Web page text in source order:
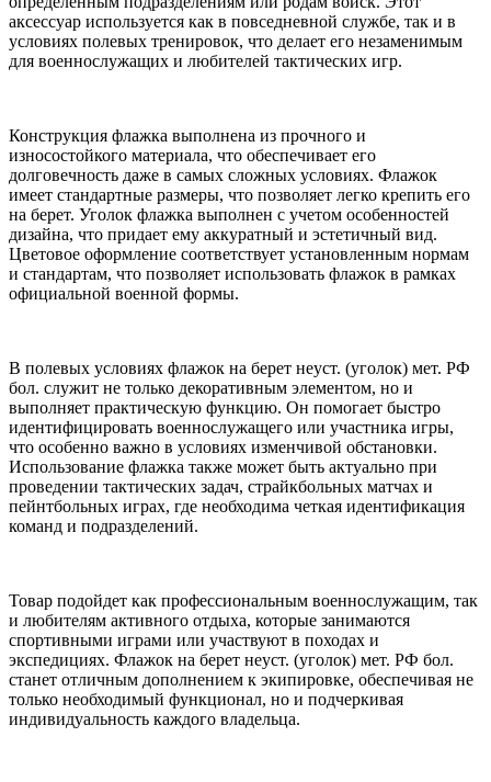
аксессуар используется как в повседневной службе, так и в
условиях полевых тренировок, что делает его незаменимым
для военнослужащих и любителей тактических игр.
Конструкция флажка выполнена из прочного и
износостойкого материала, что обеспечивает его
долговечность даже в самых сложных условиях. Флажок
имеет стандартные размеры, что позволяет легко крепить его
на берет. Уголок флажка выполнен с учетом особенностей
дизайна, что придает ему аккуратный и эстетичный вид.
Цветовое оформление соответствует установленным нормам
и стандартам, что позволяет использовать флажок в рамках
официальной военной формы.
В полевых условиях флажок на берет неуст. (уголок) мет. РФ
бол. служит не только декоративным элементом, но и
выполняет практическую функцию. Он помогает быстро
идентифицировать военнослужащего или участника игры,
что особенно важно в условиях изменчивой обстановки.
Использование флажка также может быть актуально при
проведении тактических задач, страйкбольных матчах и
пейнтбольных играх, где необходима четкая идентификация
команд и подразделений.
Товар подойдет как профессиональным военнослужащим, так
и любителям активного отдыха, которые занимаются
спортивными играми или участвуют в походах и
экспедициях. Флажок на берет неуст. (уголок) мет. РФ бол.
станет отличным дополнением к экипировке, обеспечивая не
только необходимый функционал, но и подчеркивая
индивидуальность каждого владельца.